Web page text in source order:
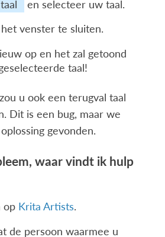
en selecteer uw taal.
venster te sluiten.
op en het zal getoond
taal!
u ook een terugval taal
Dit is een bug, maar we
gevonden.
waar vindt ik hulp
op Krita Artists.
de persoon waarmee u